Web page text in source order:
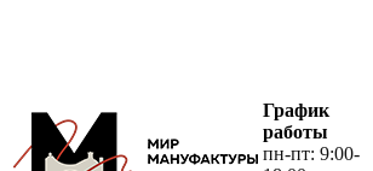
График
работы
пн-пт: 9:00-